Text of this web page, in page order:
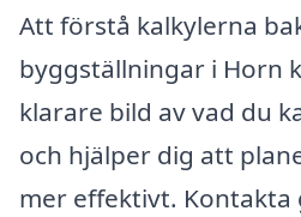
Att förstå kalkylerna
byggställningar i Horn
klarare bild av vad du
och hjälper dig att
mer effektivt. Kontakta